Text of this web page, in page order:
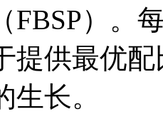
FBSP）。
提供最优
长。